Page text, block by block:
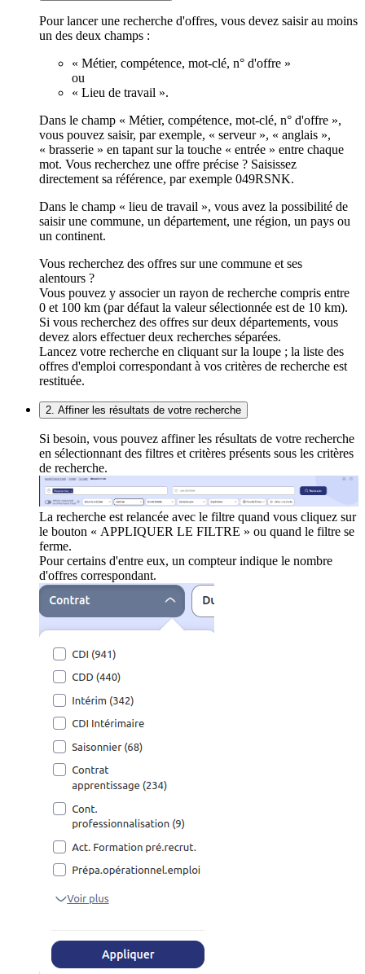
Pour lancer une recherche d'offres, vous devez saisir au moins
un des deux champs :
« Métier, compétence, mot-clé, n° d'offre »
ou
« Lieu de travail ».
Dans le champ « Métier, compétence, mot-clé, n° d'offre »,
vous pouvez saisir, par exemple, « serveur », « anglais »,
« brasserie » en tapant sur la touche « entrée » entre chaque
mot. Vous recherchez une offre précise ? Saisissez
directement sa référence, par exemple 049RSNK.
Dans le champ « lieu de travail », vous avez la possibilité de
saisir une commune, un département, une région, un pays ou
un continent.
Vous recherchez des offres sur une commune et ses
alentours ?
Vous pouvez y associer un rayon de recherche compris entre
0 et 100 km (par défaut la valeur sélectionnée est de 10 km).
Si vous recherchez des offres sur deux départements, vous
devez alors effectuer deux recherches séparées.
Lancez votre recherche en cliquant sur la loupe ; la liste des
offres d'emploi correspondant à vos critères de recherche est
restituée.
2. Affiner les résultats de votre recherche
Si besoin, vous pouvez affiner les résultats de votre recherche
en sélectionnant des filtres et critères présents sous les critères
de recherche.
La recherche est relancée avec le filtre quand vous cliquez sur
le bouton « APPLIQUER LE FILTRE » ou quand le filtre se
ferme.
Pour certains d'entre eux, un compteur indique le nombre
d'offres correspondant.